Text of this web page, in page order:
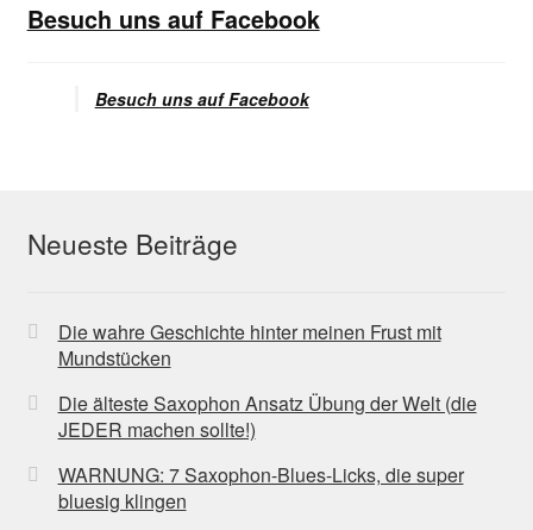
Besuch uns auf Facebook
Besuch uns auf Facebook
Neueste Beiträge
Die wahre Geschichte hinter meinen Frust mit
Mundstücken
Die älteste Saxophon Ansatz Übung der Welt (die
JEDER machen sollte!)
WARNUNG: 7 Saxophon-Blues-Licks, die super
bluesig klingen